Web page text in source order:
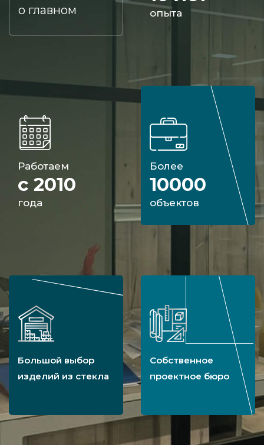
о главном опыта
Работаем
с 2010
года
Более
10000
объектов
Большой выбор
изделий из стекла
Собственное
проектное бюро